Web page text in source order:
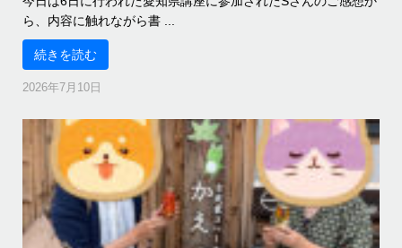
ら、内容に触れながら書 ...
続きを読む
2026年7月10日